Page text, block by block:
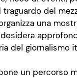
del
una
del giornalismo
un percorso